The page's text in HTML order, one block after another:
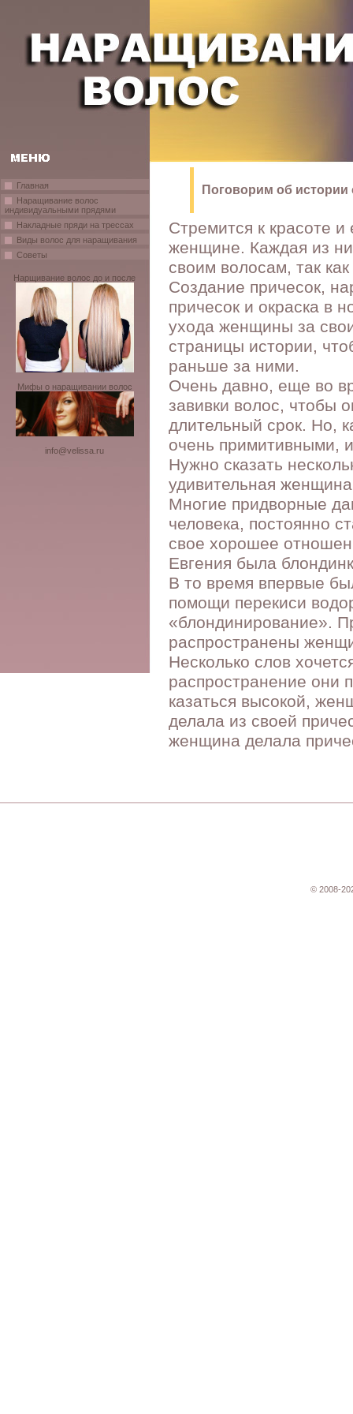
Главная
Наращивание волос
индивидуальными прядями
Накладные пряди на трессах
Виды волос для наращивания
Советы
Нарщивание волос до и после
Мифы о наращивании волос
info@velissa.ru
Поговорим об истории
Стремится к красоте
женщине. Каждая из
своим волосам, так
Создание причесок,
причесок и окраска в
ухода женщины за
страницы истории,
раньше за ними.
Очень давно, еще во
завивки волос, чтобы
длительный срок. Но,
очень примитивными,
Нужно сказать
удивительная
Многие придворные
человека, постоянно
свое хорошее
Евгения была
В то время впервые
помощи перекиси
«блондинирование».
распространены
Несколько слов
распространение они
казаться высокой,
делала из своей
женщина делала
© 2008-